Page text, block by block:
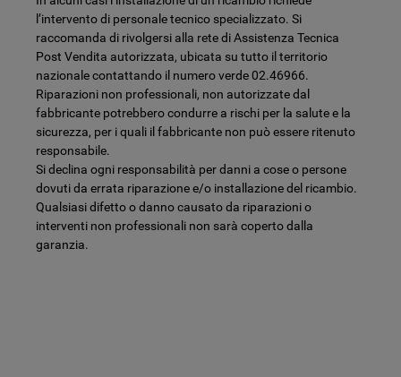
l’intervento di personale tecnico specializzato. Si
raccomanda di rivolgersi alla rete di Assistenza Tecnica
Post Vendita autorizzata, ubicata su tutto il territorio
nazionale contattando il numero verde 02.46966.
Riparazioni non professionali, non autorizzate dal
fabbricante potrebbero condurre a rischi per la salute e la
sicurezza, per i quali il fabbricante non può essere ritenuto
responsabile.
Si declina ogni responsabilità per danni a cose o persone
dovuti da errata riparazione e/o installazione del ricambio.
Qualsiasi difetto o danno causato da riparazioni o
interventi non professionali non sarà coperto dalla
garanzia.